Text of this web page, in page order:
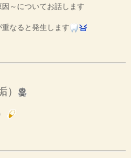
～についてお話します
なると発生します